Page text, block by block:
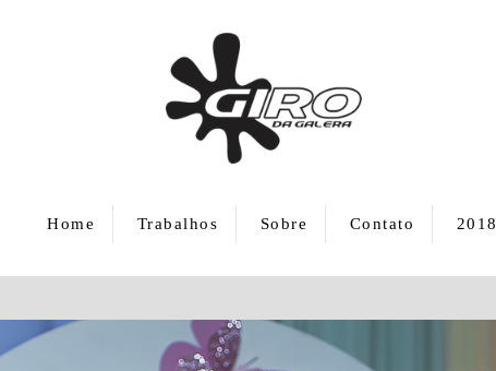
Home Trabalhos Sobre Contato 2018